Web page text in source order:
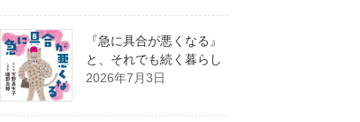
『急に具合が悪くなる』
と、それでも続く暮らし
2026年7月3日